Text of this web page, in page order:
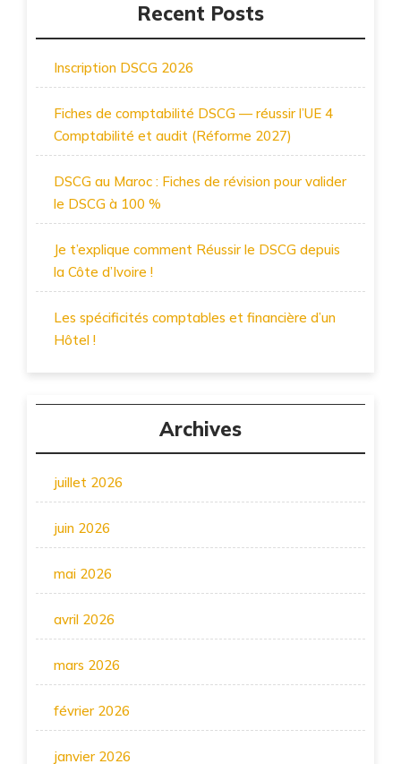
Recent Posts
Inscription DSCG 2026
Fiches de comptabilité DSCG — réussir l’UE 4
Comptabilité et audit (Réforme 2027)
DSCG au Maroc : Fiches de révision pour valider
le DSCG à 100 %
Je t’explique comment Réussir le DSCG depuis
la Côte d’Ivoire !
Les spécificités comptables et financière d’un
Hôtel !
Archives
juillet 2026
juin 2026
mai 2026
avril 2026
mars 2026
février 2026
janvier 2026